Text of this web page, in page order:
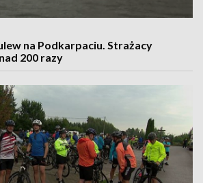
na Podkarpaciu. Strażacy
200 razy